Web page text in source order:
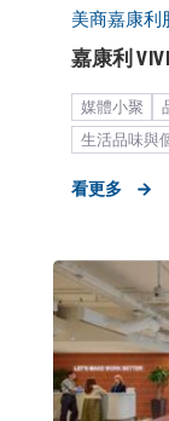
美商嘉康利
嘉康利
媒體小聚
生活品味與
看更多